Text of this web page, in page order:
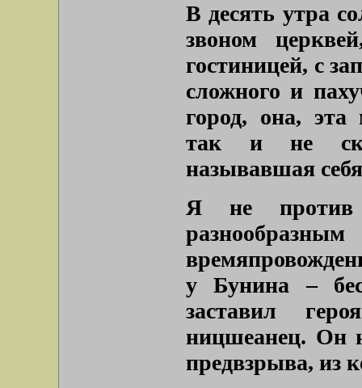
В десять утра
звоном
гостиницей, с
сложного и
город, она,
так и не
называвшая
Я не против
у Бунина –
заставил
ницшеанец. Он
предвзрыва, из